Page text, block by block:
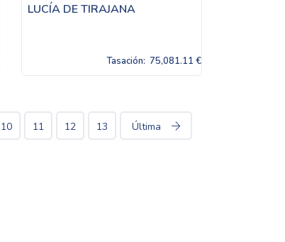
LUCÍA DE TIRAJANA
Tasación: 75,081.11 €
10 11 12 13 Última